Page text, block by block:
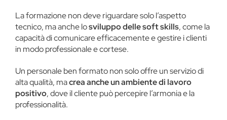
La formazione non deve riguardare solo l’aspetto
tecnico, ma anche losviluppo delle soft skills, come la
capacità di comunicare efficacemente e gestire i clienti
in modo professionale e cortese.
Un personale ben formato non solo offre un servizio di
alta qualità, macrea anche un ambiente di lavoro
positivo, dove il cliente può percepire l’armonia e la
professionalità.